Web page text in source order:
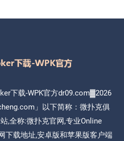
下载-WPK官方dr09.com▓2026
」以下简称：微扑克俱
,全称:微扑克官网,专业Online
下载地址,安卓版和苹果版客户端